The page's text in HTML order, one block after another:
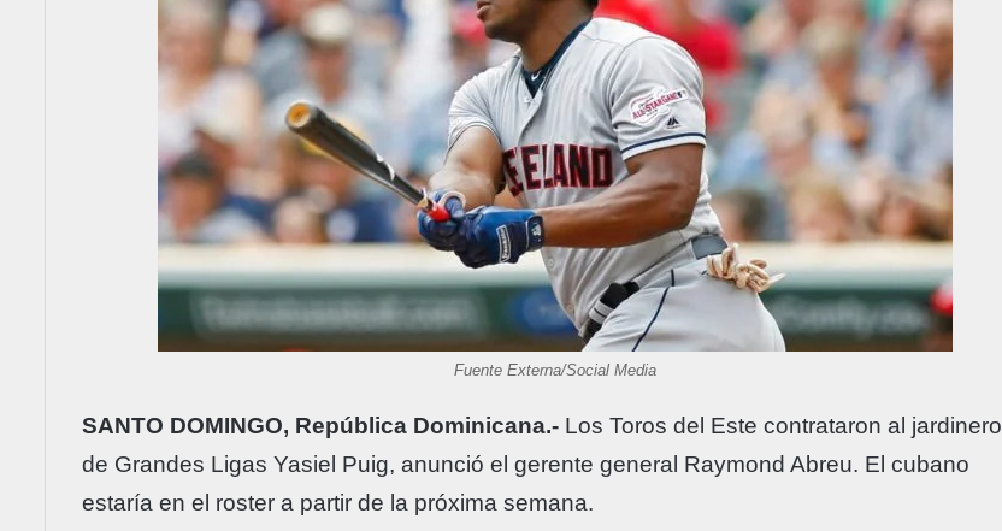
Fuente Externa/Social Media
SANTO DOMINGO, República Dominicana.- Los Toros del Este contrataron al jardinero
de Grandes Ligas Yasiel Puig, anunció el gerente general Raymond Abreu. El cubano
estaría en el roster a partir de la próxima semana.